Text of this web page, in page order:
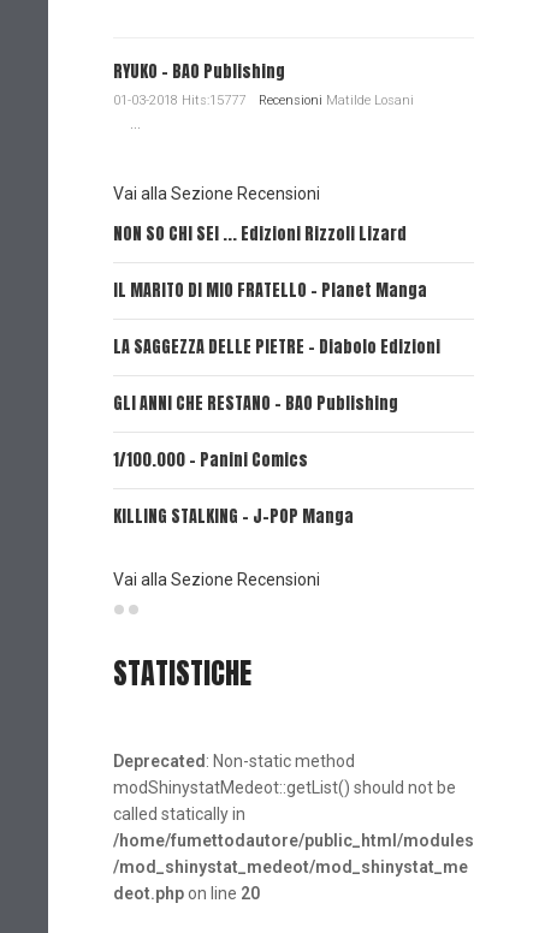
RYUKO - BAO Publishing
01-03-2018 Hits:15777 Recensioni Matilde Losani
...
Vai alla Sezione Recensioni
NON SO CHI SEI ... Edizioni Rizzoli Lizard
IL MARITO DI MIO FRATELLO - Planet Manga
LA SAGGEZZA DELLE PIETRE - Diabolo Edizioni
GLI ANNI CHE RESTANO - BAO Publishing
1/100.000 - Panini Comics
KILLING STALKING - J-POP Manga
Vai alla Sezione Recensioni
STATISTICHE
Deprecated : Non-static method
modShinystatMedeot::getList() should not be
called statically in
/home/fumettodautore/public_html/modules
/mod_shinystat_medeot/mod_shinystat_me
deot.phpon line 20